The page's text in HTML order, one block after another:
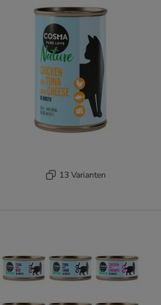
13 Varianten